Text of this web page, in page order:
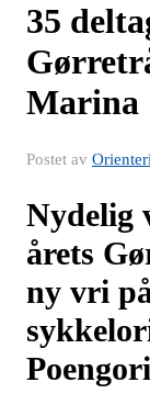
35
Marina
Postet av
Nydelig
årets
ny vri